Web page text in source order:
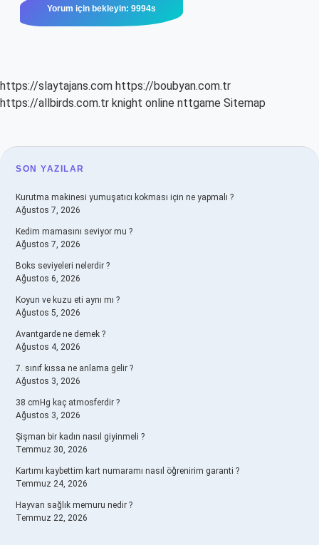
https://slaytajans.com https://boubyan.com.tr
https://allbirds.com.tr knight online nttgame Sitemap
SIDEBAR
SON YAZILAR
Kurutma makinesi yumuşatıcı kokması için ne yapmalı ?
Ağustos 7, 2026
Kedim mamasını seviyor mu ?
Ağustos 7, 2026
Boks seviyeleri nelerdir ?
Ağustos 6, 2026
Koyun ve kuzu eti aynı mı ?
Ağustos 5, 2026
Avantgarde ne demek ?
Ağustos 4, 2026
7. sınıf kıssa ne anlama gelir ?
Ağustos 3, 2026
38 cmHg kaç atmosferdir ?
Ağustos 3, 2026
Şişman bir kadın nasıl giyinmeli ?
Temmuz 30, 2026
Kartımı kaybettim kart numaramı nasıl öğrenirim garanti ?
Temmuz 24, 2026
Hayvan sağlık memuru nedir ?
Temmuz 22, 2026